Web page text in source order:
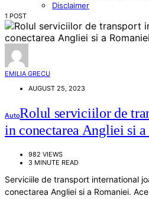
Disclaimer
1 POST
EMILIA GRECU
AUGUST 25, 2023
AutoRolul serviciilor de
in conectarea Angliei si
982 VIEWS
3 MINUTE READ
Serviciile de transport international
conectarea Angliei si a Romaniei.